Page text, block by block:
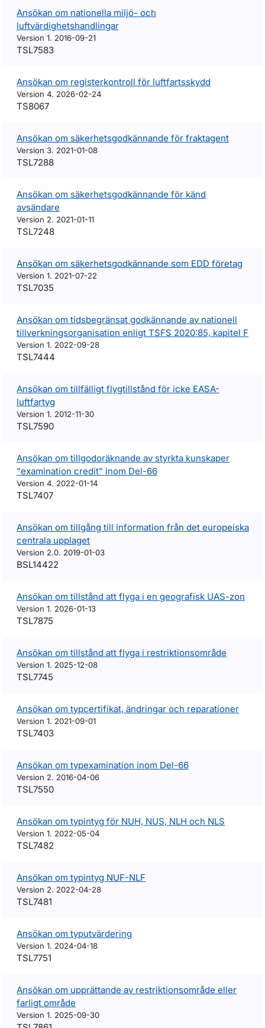
Ansökan om nationella miljö- och
luftvärdighetshandlingar
Version 1. 2016-09-21
TSL7583
Ansökan om registerkontroll för luftfartsskydd
Version 4. 2026-02-24
TS8067
Ansökan om säkerhetsgodkännande för fraktagent
Version 3. 2021-01-08
TSL7288
Ansökan om säkerhetsgodkännande för känd
avsändare
Version 2. 2021-01-11
TSL7248
Ansökan om säkerhetsgodkännande som EDD företag
Version 1. 2021-07-22
TSL7035
Ansökan om tidsbegränsat godkännande av nationell
tillverkningsorganisation enligt TSFS 2020:85, kapitel F
Version 1. 2022-09-28
TSL7444
Ansökan om tillfälligt flygtillstånd för icke EASA-
luftfartyg
Version 1. 2012-11-30
TSL7590
Ansökan om tillgodoräknande av styrkta kunskaper
"examination credit" inom Del-66
Version 4. 2022-01-14
TSL7407
Ansökan om tillgång till information från det europeiska
centrala upplaget
Version 2.0. 2019-01-03
BSL14422
Ansökan om tillstånd att flyga i en geografisk UAS-zon
Version 1. 2026-01-13
TSL7875
Ansökan om tillstånd att flyga i restriktionsområde
Version 1. 2025-12-08
TSL7745
Ansökan om typcertifikat, ändringar och reparationer
Version 1. 2021-09-01
TSL7403
Ansökan om typexamination inom Del-66
Version 2. 2016-04-06
TSL7550
Ansökan om typintyg för NUH, NUS, NLH och NLS
Version 1. 2022-05-04
TSL7482
Ansökan om typintyg NUF-NLF
Version 2. 2022-04-28
TSL7481
Ansökan om typutvärdering
Version 1. 2024-04-18
TSL7751
Ansökan om upprättande av restriktionsområde eller
farligt område
Version 1. 2025-09-30